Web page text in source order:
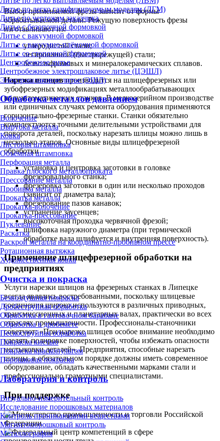
Литье по легко газифицируемым моделям (ЛГМ)
Литье по чертежам заказчика
Литье с безопочной формовкой
Литье с вакуумной формовкой
Литье с вакуумно-плёночной формовкой
Литье со стопочной формовкой
Центробежное литье
Центробежное электрошлаковое литье (ЦЭШЛ)
Электрошлаковое литье (ЭШЛ)
Обработка металлов давлением
Волочение
Вырубка металла
Ковка
Листовая штамповка
Объёмная штамповка
Перфорация металла
Правка плоского металлопроката
Прессование металла
Пробивка металла
Прокатка металла
Прокатка-волочение
Прокатка-прессование
Пуклевание
Раскатка
Раскрой металла на координатно-пробивном прессе
Ротационная вытяжка
Художественная ковка
Очистка и покраска
Безвоздушная покраска
Дробеструйная обработка
Обработка в галтовочном барабане
Обработка в дробемёте
Пескоструйная обработка
Покраска кистью
Покраска краскопультом
Порошковая покраска
Лаборатория и контроль
Визуально-измерительный контроль
Исследование порошковых материалов
Контроль проникающими веществами
Магнитопорошковый контроль
Металлография
Выбор применяемой фрезы зависит от формы
обрабатываемой детали. Режущую поверхность фрезы
изготавливают из:
углеродистой стали;
легированной (быстрорежущей) стали;
безвольфрамовых и минералокерамических сплавов.
Нарезка шлицовпроизводится на шлицефрезерных или
зубофрезерных модификациях металлообрабатывающих
полуавтоматических станков. В мелкосерийном производстве
или единичных случаях ремонта оборудования применяются
горизонтально-фрезерные станки. Станки обязательно
комплектуются точными делительными устройствами для
поворота деталей, поскольку нарезать шлицы можно лишь в
несколько этапов. Основные виды шлицефрезерной
обработки
установка и центровка заготовки в головке
фрезеровального станка;
фрезеровка заготовки в один или несколько проходов
(зависит от диаметра вала);
фрезерование пазов канавок;
устранение заусенцев;
высокоточная проходка червячной фрезой;
шлифовка наружного диаметра (при термической
обработке вала шлифуется и внутренняя поверхность).
Применение шлицефрезерной обработки на
предприятиях
Услуги нарезки шлицов на фрезерных станках в Липецке
всегда являлись востребованными, поскольку шлицевые
соединения широко используются в различных приводных,
трансмиссионных и планетарных валах, практически во всех
отраслях промышленности. Профессионалы-станочники
советуют: «При нарезке шлицев особое внимание необходимо
уделять полировке поверхностей, чтобы избежать опасности
нестыковки деталей». Предприятия, способные нарезать
шлицы, в обязательном порядке должны иметь современное
оборудование, обладать качественными марками стали и
профессионально грамотными специалистами.
При поддержке